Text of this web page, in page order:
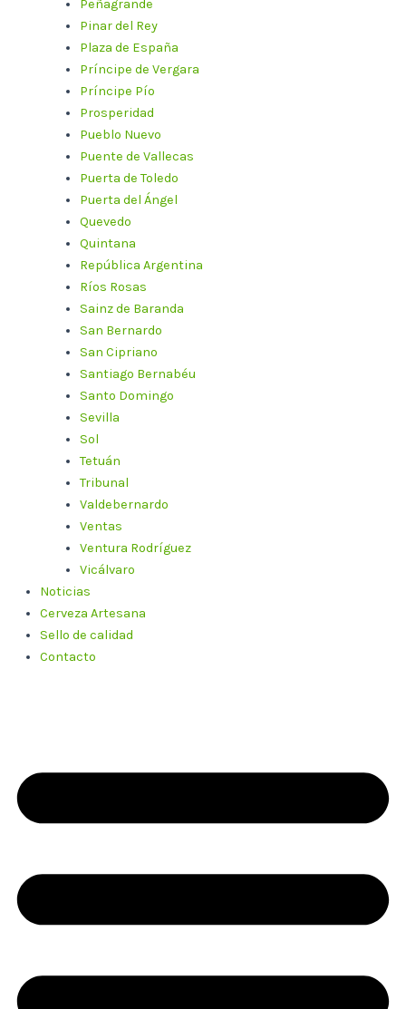
Peñagrande
Pinar del Rey
Plaza de España
Príncipe de Vergara
Príncipe Pío
Prosperidad
Pueblo Nuevo
Puente de Vallecas
Puerta de Toledo
Puerta del Ángel
Quevedo
Quintana
República Argentina
Ríos Rosas
Sainz de Baranda
San Bernardo
San Cipriano
Santiago Bernabéu
Santo Domingo
Sevilla
Sol
Tetuán
Tribunal
Valdebernardo
Ventas
Ventura Rodríguez
Vicálvaro
Noticias
Cerveza Artesana
Sello de calidad
Contacto